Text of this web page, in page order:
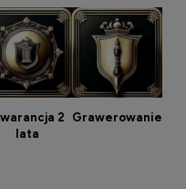
2
lata
Grawerowanie